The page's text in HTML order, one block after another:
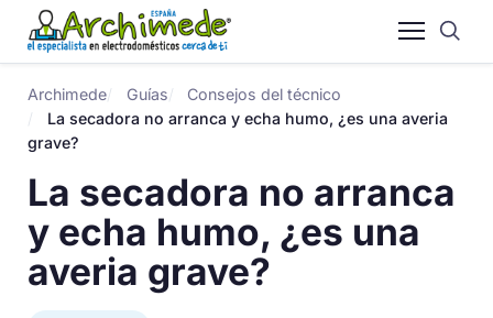
Archimede Guías
Consejos del técnico
La secadora no arranca y echa humo, ¿es una averia
grave?
La secadora no arranca
y echa humo, ¿es una
averia grave?